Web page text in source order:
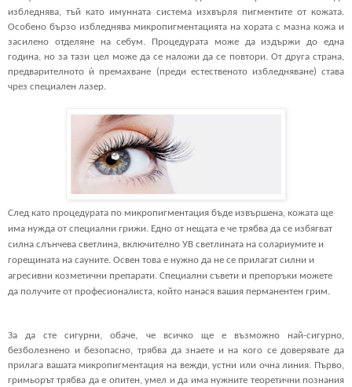
избледнява, тъй като имунната система изхвърля пигментите от кожата.
Особено бързо избледнява микропигментацията на хората с мазна кожа и
засилено отделяне на себум. Процедурата може да издържи до една
година, но за тази цел може да се наложи да се повтори. От друга страна,
предварителното ѝ премахване (преди естественото избледняване) става
чрез специален лазер.
След като процедурата по микропигментация бъде извършена, кожата ще
има нужда от специални грижи. Едно от нещата е че трябва да се избягват
силна слънчева светлина, включително УВ светлината на солариумите и
горещината на сауните. Освен това е нужно да не се прилагат силни и
агресивни козметични препарати. Специални съвети и препоръки можете
да получите от професионалиста, който нанася вашия перманентен грим.
За да сте сигурни, обаче, че всичко ще е възможно най-сигурно,
безболезнено и безопасно, трябва да знаете и на кого се доверявате да
прилага вашата микропигментация на вежди, устни или очна линия. Първо,
гримьорът трябва да е опитен, умел и да има нужните теоретични познания